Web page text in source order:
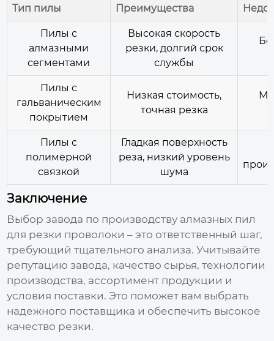
Тип пилы Преимущества
Пилы с
алмазными
сегментами
Высокая скорость
резки, долгий срок
службы
Пилы с
гальваническим
покрытием
Низкая стоимость,
точная резка
Пилы с
полимерной
связкой
Гладкая поверхность
реза, низкий уровень
шума
Заключение
Выборзавода по производству алмазных пил
для резки проволоки – это ответственный шаг,
требующий тщательного анализа. Учитывайте
репутацию завода, качество сырья, технологии
производства, ассортимент продукции и
условия поставки. Это поможет вам выбрать
надежного поставщика и обеспечить высокое
качество резки.